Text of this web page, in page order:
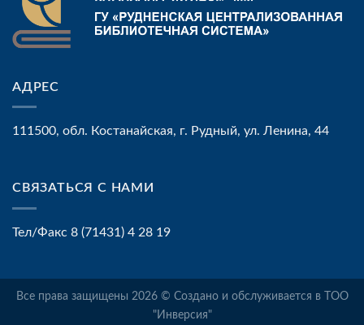
АДРЕС
111500, обл. Костанайская, г. Рудный, ул. Ленина, 44
СВЯЗАТЬСЯ С НАМИ
Тел/Факс 8 (71431) 4 28 19
Все права защищены 2026 © Создано и обслуживается в ТОО
"Инверсия"